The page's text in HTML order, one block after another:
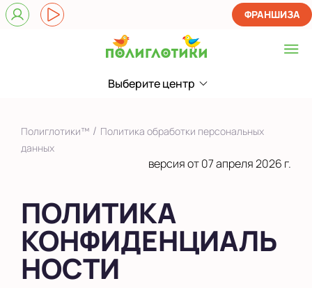
Выберите центр
Выберите центр
Выбрать другой город
ФРАНШИЗА
Полиглотики™ / Политика обработки персональных
данных
версия от 07 апреля 2026 г.
ПОЛИТИКА
КОНФИДЕНЦИАЛЬ
НОСТИ